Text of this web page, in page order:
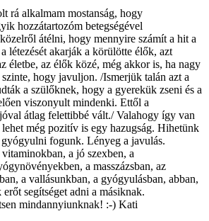
rá alkalmam mostanság, hogy
hozzátartozóm betegségével
átélni, hogy mennyire számít a hit a
létezését akarják a körülötte élők, azt
életbe, az élők közé, még akkor is, ha nagy
hogy javuljon. /Ismerjük talán azt a
a szülőknek, hogy a gyerekük zseni és a
viszonyult mindenki. Ettől a
átlag felettibbé vált./ Valahogy így van
még pozitív is egy hazugság. Hihetünk
gyógyulni fogunk. Lényeg a javulás.
a jó szexben, a
a masszázsban, az
a vallásunkban, a gyógyulásban, abban,
segítséget adni a másiknak.
mindannyiunknak! :-) Kati